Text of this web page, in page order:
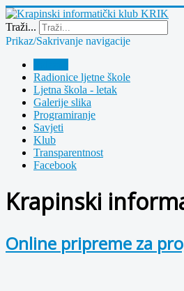
Traži...
Prikaz/Sakrivanje navigacije
Radionice ljetne škole
Ljetna škola - letak
Galerije slika
Programiranje
Savjeti
Klub
Transparentnost
Facebook
Krapinski
Online pripreme za
Year
Month
Year
Month